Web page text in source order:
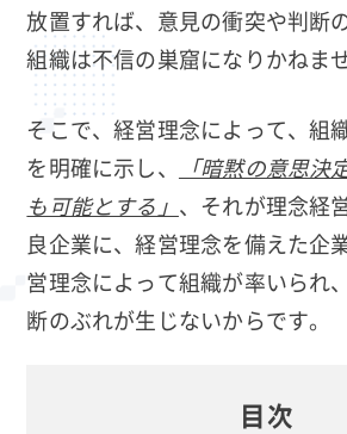
放置すれば、意見の衝突や判断
組織は不信の巣窟になりかねませ
そこで、経営理念によって、組
を明確に示し、
「暗黙の意思
も可能とする」 、それが理念経
良企業に、経営理念を備えた企
営理念によって組織が率いられ
断のぶれが生じないからです。
目次